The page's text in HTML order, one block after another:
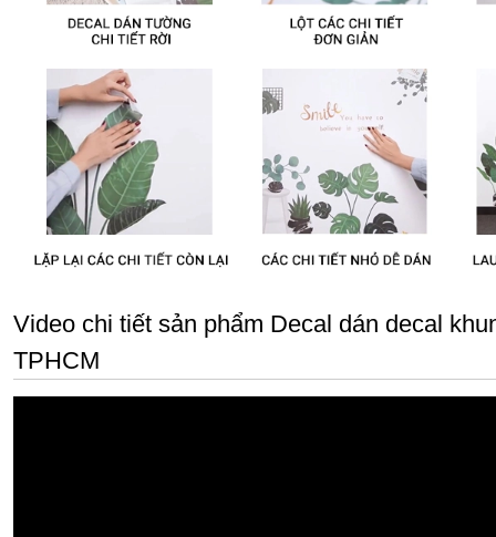
Video chi tiết sản phẩm Decal dán decal
TPHCM